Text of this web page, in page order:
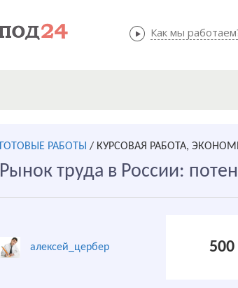
Как мы
Как мы
ГОТОВЫЕ РАБОТЫ / КУРСОВАЯ РАБОТА,
Рынок труда в России:
алексей_цербер 500